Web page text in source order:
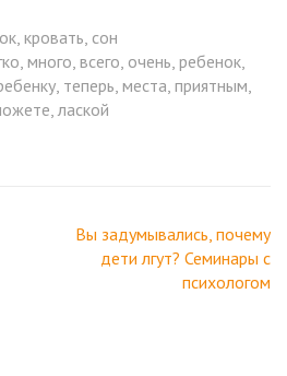
кровать, сон
много, всего, очень, ребенок,
теперь, места, приятным,
лаской
Вы задумывались, почему
дети лгут? Семинары с
психологом